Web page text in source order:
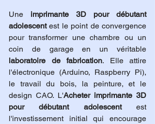
Une imprimante 3D pour débutant
adolescent est le point de convergence
pour transformer une chambre ou un
laboratoire de fabrication. Elle attire
l'électronique (Arduino, Raspberry Pi),
le travail du bois, la peinture, et le
design CAO. L'Acheter imprimante 3D
pour débutant adolescent est
l'investissement initial qui encourage